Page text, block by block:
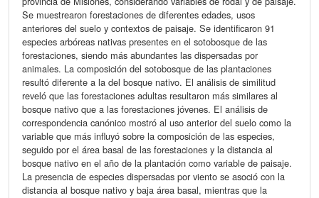
Se muestrearon forestaciones de diferentes edades, usos
anteriores del suelo y contextos de paisaje. Se identificaron 91
especies arbóreas nativas presentes en el sotobosque de las
forestaciones, siendo más abundantes las dispersadas por
animales. La composición del sotobosque de las plantaciones
resultó diferente a la del bosque nativo. El análisis de similitud
reveló que las forestaciones adultas resultaron más similares al
bosque nativo que a las forestaciones jóvenes. El análisis de
correspondencia canónico mostró al uso anterior del suelo como la
variable que más influyó sobre la composición de las especies,
seguido por el área basal de las forestaciones y la distancia al
bosque nativo en el año de la plantación como variable de paisaje.
La presencia de especies dispersadas por viento se asoció con la
distancia al bosque nativo y baja área basal, mientras que la